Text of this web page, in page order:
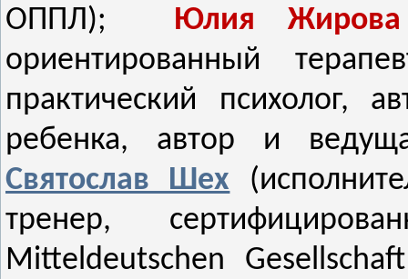
ОППЛ); Юлия Жирова
ориентированный
практический психолог,
ребенка, автор и
Святослав Шех
тренер,
Mitteldeutschen